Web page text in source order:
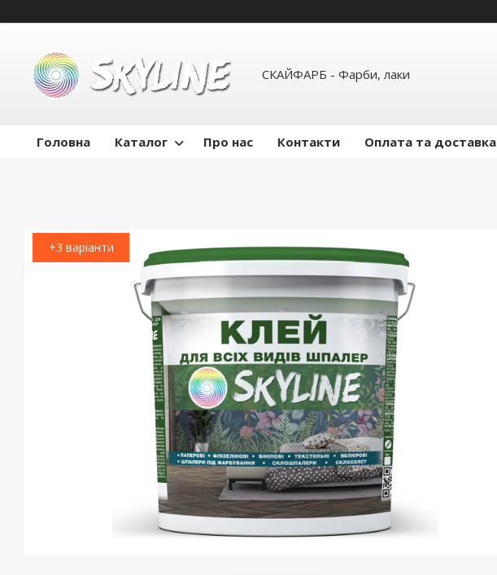
СКАЙФАРБ - Фарби, лаки
Головна Каталог Про нас Контакти Оплата та доставка
+3 варіанти